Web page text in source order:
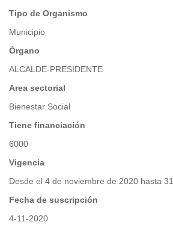
Tipo de Organismo
Municipio
Órgano
ALCALDE-PRESIDENTE
Area sectorial
Bienestar Social
Tiene financiación
6000
Vigencia
Desde el 4 de noviembre de 2020 hasta
Fecha de suscripción
4-11-2020